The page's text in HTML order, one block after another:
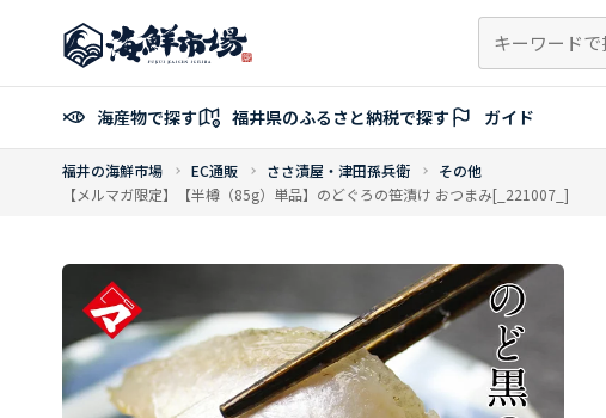
ン
へ
海産物で探す 福井県のふるさと納税で探す ガイド
福井の海鮮市場 EC通販 ささ漬屋・津田孫兵衛
その他
【メルマガ限定】【半樽（85g）単品】のどぐろの笹漬け おつまみ[_221007_]